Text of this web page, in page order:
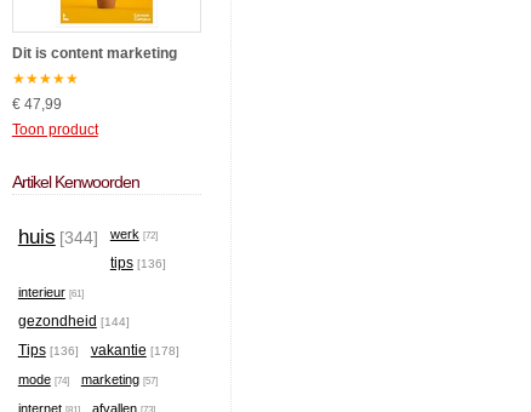
Dit is content marketing
★★★★★
€ 47,99
Toon product
Artikel Kenwoorden
huis [344] werk [72]
tips [136]
interieur [61]
gezondheid [144]
Tips [136] vakantie [178]
mode [74] marketing [57]
internet afvallen